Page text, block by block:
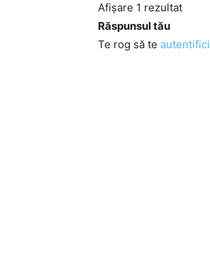
Afișare 1 rezultat
Răspunsul tău
Te rog să te autentifici